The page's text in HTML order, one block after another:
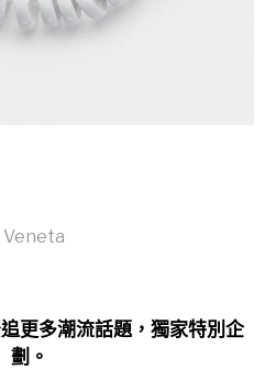
更多潮流話題，獨家特別企
劃。